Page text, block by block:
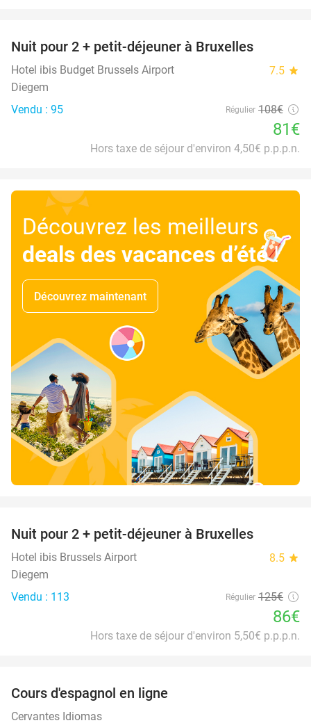
Nuit pour 2 + petit-déjeuner à Bruxelles
Hotel ibis Budget Brussels Airport 7.5 star
Diegem
Vendu : 95
Régulier 108€
81€
Hors taxe de séjour d'environ 4,50€ p.p.p.n.
Découvrez les meilleurs
deals des vacances d’été!
Découvrez maintenant
Nuit pour 2 + petit-déjeuner à Bruxelles
Hotel ibis Brussels Airport 8.5 star
Diegem
Vendu : 113
Régulier 125€
86€
Hors taxe de séjour d'environ 5,50€ p.p.p.n.
Cours d'espagnol en ligne
Cervantes Idiomas